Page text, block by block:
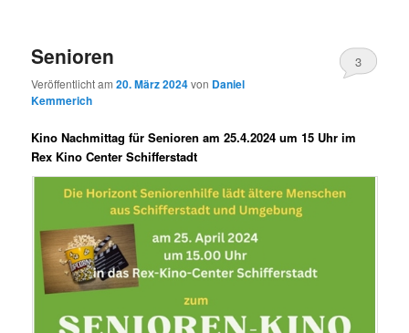
Senioren
Veröffentlicht am20. März 2024von Daniel
Kemmerich
3
Kino Nachmittag für Senioren am 25.4.2024 um 15 Uhr im
Rex Kino Center Schifferstadt